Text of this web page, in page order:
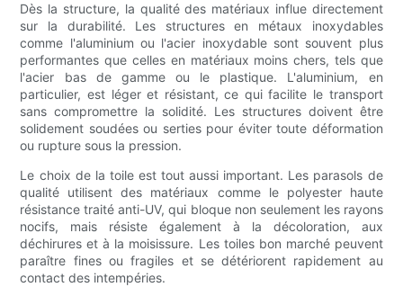
Dès la structure, la qualité des matériaux influe directement
sur la durabilité. Les structures en métaux inoxydables
comme l'aluminium ou l'acier inoxydable sont souvent plus
performantes que celles en matériaux moins chers, tels que
l'acier bas de gamme ou le plastique. L'aluminium, en
particulier, est léger et résistant, ce qui facilite le transport
sans compromettre la solidité. Les structures doivent être
solidement soudées ou serties pour éviter toute déformation
ou rupture sous la pression.
Le choix de la toile est tout aussi important. Les parasols de
qualité utilisent des matériaux comme le polyester haute
résistance traité anti-UV, qui bloque non seulement les rayons
nocifs, mais résiste également à la décoloration, aux
déchirures et à la moisissure. Les toiles bon marché peuvent
paraître fines ou fragiles et se détériorent rapidement au
contact des intempéries.